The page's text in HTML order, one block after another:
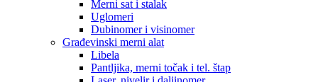
Merni sat i stalak
Uglomeri
Dubinomer i visinomer
Građevinski merni alat
Libela
Pantljika, merni točak i tel. štap